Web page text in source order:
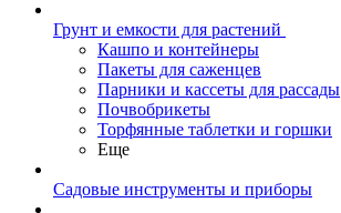
Грунт и емкости для растений
Кашпо и контейнеры
Пакеты для саженцев
Парники и кассеты для рассады
Почвобрикеты
Торфянные таблетки и горшки
Еще
Садовые инструменты и приборы